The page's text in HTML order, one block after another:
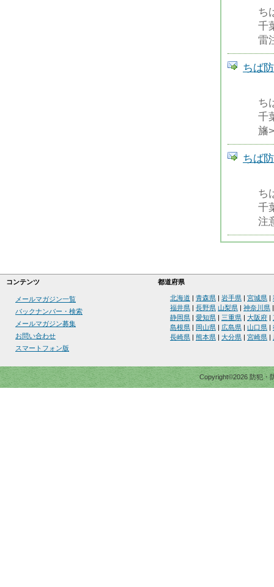
ち
千
雷
ちば
ち
千
旛
ちば
ち
千
注
コンテンツ 都道府県
メールマガジン一覧
バックナンバー・検索
メールマガジン募集
お問い合わせ
スマートフォン版
北海道 青森県 岩手県 宮城県
福井県
長野県 山梨県 神奈川県
静岡県
愛知県 三重県 大阪府
島根県
岡山県 広島県 山口県
長崎県
熊本県 大分県 宮崎県
Copyright©2026 防犯・